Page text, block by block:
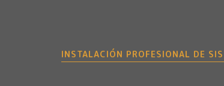
INSTALACIÓN PROFESIONAL DE